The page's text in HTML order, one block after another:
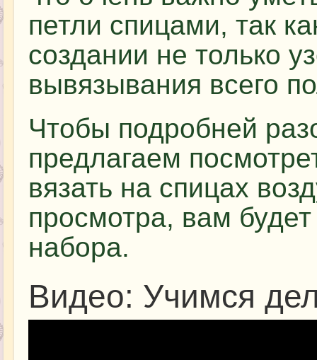
петли спицами, так
создании не только
вывязывания всего
Чтобы подробней
предлагаем
вязать на спицах
просмотра, вам
набора.
Видео: Учимся